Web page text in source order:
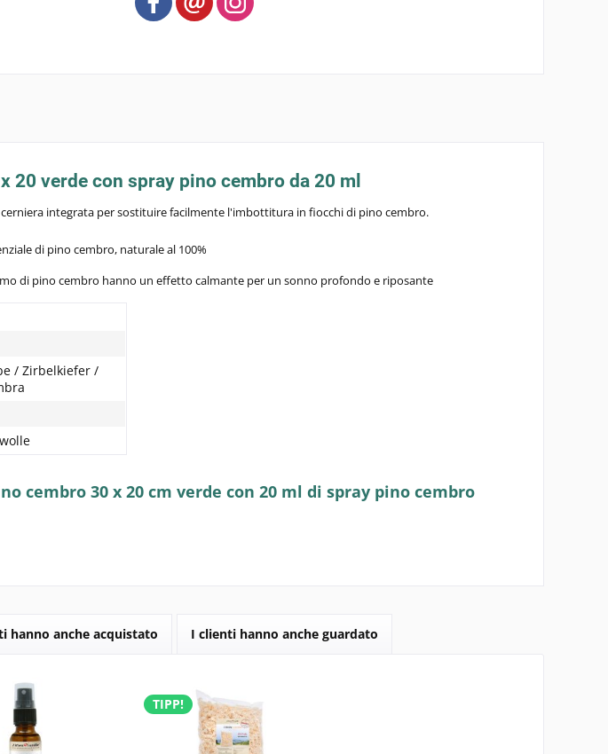
20 verde con spray pino cembro da 20 ml
integrata per sostituire facilmente l'imbottitura in fiocchi di pino cembro.
di pino cembro, naturale al 100%
di pino cembro hanno un effetto calmante per un sonno profondo e riposante
/ Zirbelkiefer /
cembro 30 x 20 cm verde con 20 ml di spray pino cembro
hanno anche acquistato I clienti hanno anche guardato
TIPP!